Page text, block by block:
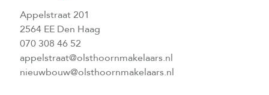
Appelstraat 201
2564 EE Den Haag
070 308 46 52
appelstraat@olsthoornmakelaars.nl
nieuwbouw@olsthoornmakelaars.nl